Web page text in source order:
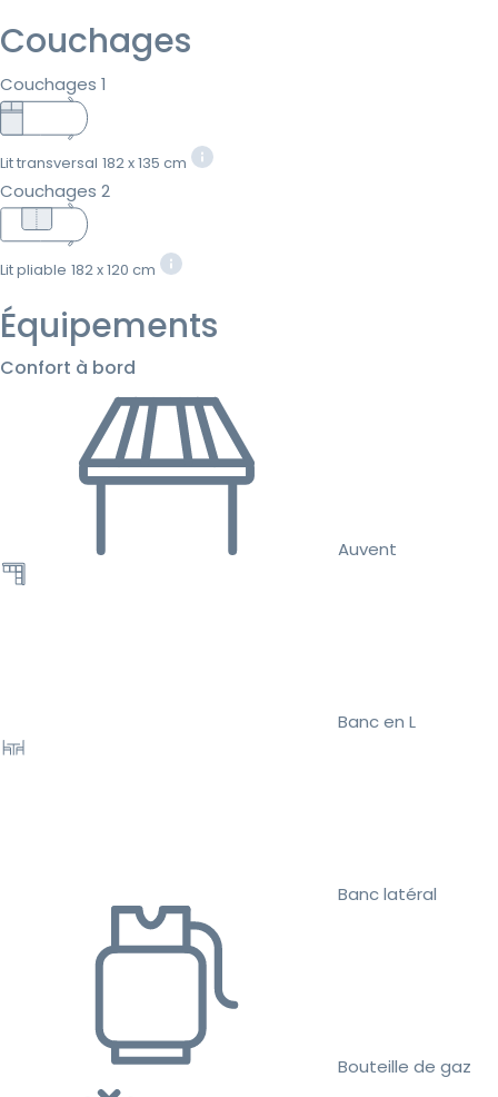
Couchages
Couchages 1
Lit transversal 182 x 135 cm
Couchages 2
Lit pliable 182 x 120 cm
Équipements
Confort à bord
Auvent
Banc en L
Banc latéral
Bouteille de gaz